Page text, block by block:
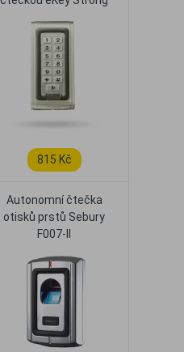
815 Kč
Autonomní čtečka
otisků prstů Sebury
F007-II